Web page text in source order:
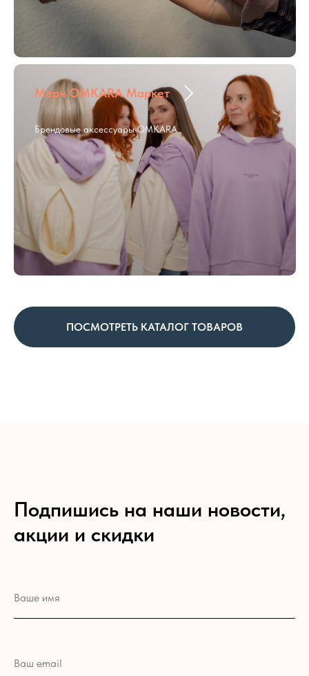
Мерч OMKARA Маркет
Брендовые аксессуары OMKARA
ПОСМОТРЕТЬ КАТАЛОГ ТОВАРОВ
Подпишись на наши новости,
акции и скидки